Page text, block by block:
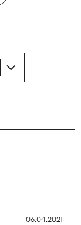
06.04.2021